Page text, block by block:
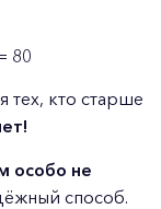
80
кто старше
особо не
способ.